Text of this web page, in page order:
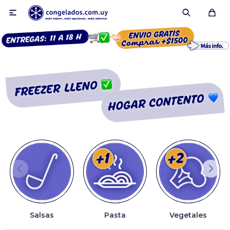

Salsas Pasta Vegetales
Smoothies
Fruta congelada
Pulpas
Pizzas